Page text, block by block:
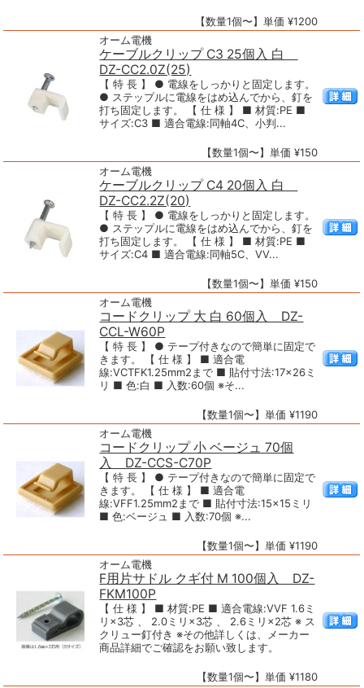
【数量1個〜】単価 ¥1200
オーム電機
ケーブルクリップ C3 25個入 白
DZ-CC2.0Z(25)
【 特 長 】 ● 電線をしっかりと固定します。
● ステップルに電線をはめ込んでから、釘を
打ち固定します。 【 仕 様 】 ■ 材質:PE ■
サイズ:C3 ■ 適合電線:同軸4C、小判...
【数量1個〜】単価 ¥150
オーム電機
ケーブルクリップ C4 20個入 白
DZ-CC2.2Z(20)
【 特 長 】 ● 電線をしっかりと固定します。
● ステップルに電線をはめ込んでから、釘を
打ち固定します。 【 仕 様 】 ■ 材質:PE ■
サイズ:C4 ■ 適合電線:同軸5C、VV...
【数量1個〜】単価 ¥150
オーム電機
コードクリップ 大 白 60個入 DZ-
CCL-W60P
【 特 長 】 ● テープ付きなので簡単に固定で
きます。 【 仕 様 】 ■ 適合電
線:VCTFK1.25mm2まで ■ 貼付寸法:17×26ミ
リ ■ 色:白 ■ 入数:60個 ※そ...
【数量1個〜】単価 ¥1190
オーム電機
コードクリップ 小 ベージュ 70個
入 DZ-CCS-C70P
【 特 長 】 ● テープ付きなので簡単に固定で
きます。 【 仕 様 】 ■ 適合電
線:VFF1.25mm2まで ■ 貼付寸法:15×15ミリ
■ 色:ベージュ ■ 入数:70個 ※...
【数量1個〜】単価 ¥1190
オーム電機
F用片サドル クギ付 M 100個入 DZ-
FKM100P
【 仕 様 】 ■ 材質:PE ■ 適合電線:VVF 1.6ミ
リ×3芯 、 2.0ミリ×3芯 、 2.6ミリ×2芯 ※ ス
クリュー釘付き ※その他詳しくは、メーカー
商品詳細でご確認をお願い致します。
【数量1個〜】単価 ¥1180